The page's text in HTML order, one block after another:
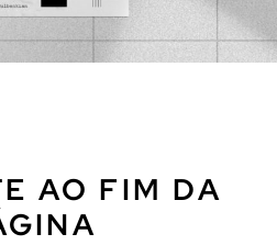
AO FIM DA